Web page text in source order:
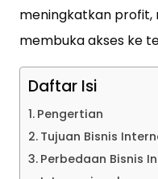
meningkatkan profit,
membuka akses ke
Daftar Isi
Pengertian
Tujuan Bisnis
Perbedaan Bisnis